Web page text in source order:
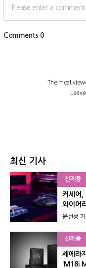
최신 기사
신제품
커세어,
와이어
윤현종
신제품
셰에라
‘M18i